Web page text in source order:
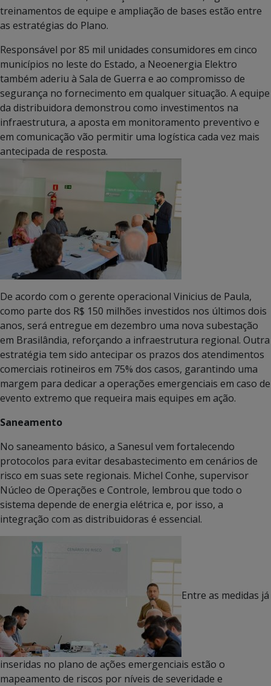
treinamentos de equipe e ampliação de bases estão entre
as estratégias do Plano.
Responsável por 85 mil unidades consumidores em cinco
municípios no leste do Estado, a Neoenergia Elektro
também aderiu à Sala de Guerra e ao compromisso de
segurança no fornecimento em qualquer situação. A equipe
da distribuidora demonstrou como investimentos na
infraestrutura, a aposta em monitoramento preventivo e
em comunicação vão permitir uma logística cada vez mais
antecipada de resposta.
De acordo com o gerente operacional Vinicius de Paula,
como parte dos R$ 150 milhões investidos nos últimos dois
anos, será entregue em dezembro uma nova subestação
em Brasilândia, reforçando a infraestrutura regional. Outra
estratégia tem sido antecipar os prazos dos atendimentos
comerciais rotineiros em 75% dos casos, garantindo uma
margem para dedicar a operações emergenciais em caso de
evento extremo que requeira mais equipes em ação.
Saneamento
No saneamento básico, a Sanesul vem fortalecendo
protocolos para evitar desabastecimento em cenários de
risco em suas sete regionais. Michel Conhe, supervisor
Núcleo de Operações e Controle, lembrou que todo o
sistema depende de energia elétrica e, por isso, a
integração com as distribuidoras é essencial.
Entre as medidas já
inseridas no plano de ações emergenciais estão o
mapeamento de riscos por níveis de severidade e